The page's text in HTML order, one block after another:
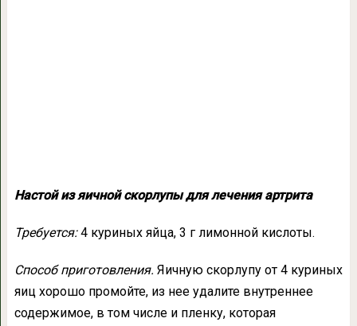
Настой из яичной скорлупы для лечения артрита
Требуется:4 куриных яйца, 3 г лимонной кислоты.
Способ приготовления. Яичную скорлупу от 4 куриных
яиц хорошо промойте, из нее удалите внутреннее
содержимое, в том числе и пленку, которая